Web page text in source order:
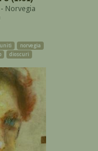
Norvegia
norvegia
dioscuri